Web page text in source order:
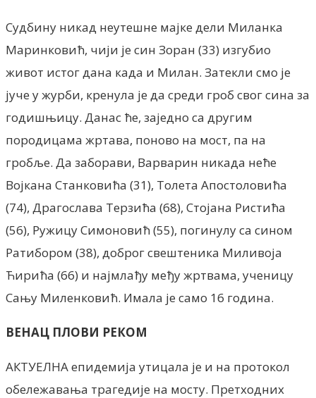
Судбину никад неутешне мајке дели Миланка
Маринковић, чији је син Зоран (33) изгубио
живот истог дана када и Милан. Затекли смо је
јуче у журби, кренула је да среди гроб свог сина за
годишњицу. Данас ће, заједно са другим
породицама жртава, поново на мост, па на
гробље. Да заборави, Варварин никада неће
Војкана Станковића (31), Толета Апостоловића
(74), Драгослава Терзића (68), Стојана Ристића
(56), Ружицу Симоновић (55), погинулу са сином
Ратибором (38), доброг свештеника Миливоја
Ћирића (66) и најмлађу међу жртвама, ученицу
Сању Миленковић. Имала је само 16 година.
ВЕНАЦ ПЛОВИ РЕКОМ
АКТУЕЛНА епидемија утицала је и на протокол
обележавања трагедије на мосту. Претходних